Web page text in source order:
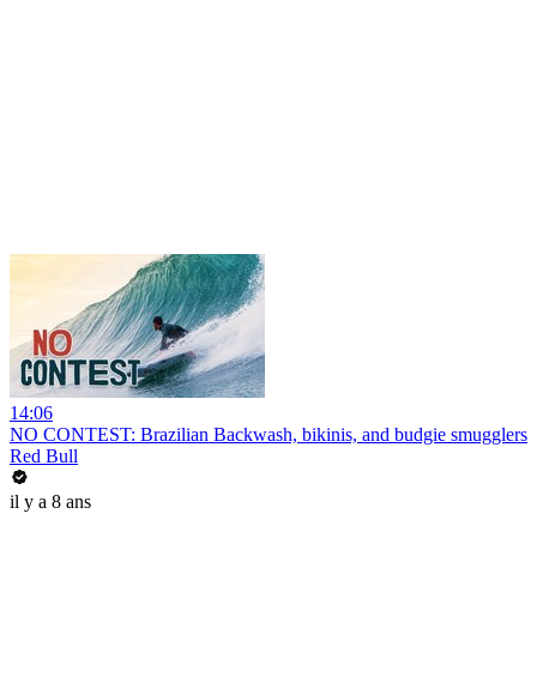
14:06
NO CONTEST: Brazilian Backwash, bikinis, and budgie smugglers
Red Bull
il y a 8 ans